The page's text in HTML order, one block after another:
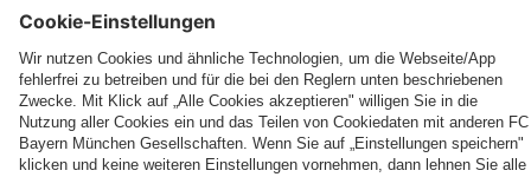
YOUTUBE
Willkommen
Tobias
&
Johannes
YOUTUBE
Best
of
One
Team
YOUTUBE
Top
10
Plays
der
YOUTUBE
Die
Highlights
vom
fünften
YOUTUBE
Die
Highlights
vom
vierten
Die
Highlights
vom
dritten
FCBB
Quiz
Recap
Finale
1
&